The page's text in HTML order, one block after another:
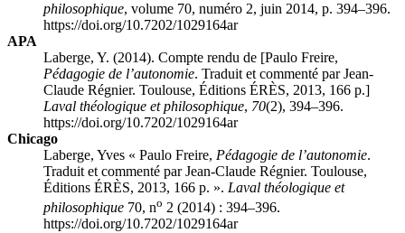
philosophique, volume 70, numéro 2, juin 2014, p. 394–396.
https://doi.org/10.7202/1029164ar
APA
Laberge, Y. (2014). Compte rendu de [Paulo Freire,
Pédagogie de l’autonomie. Traduit et commenté par Jean-
Claude Régnier. Toulouse, Éditions ÉRÈS, 2013, 166 p.]
Laval théologique et philosophique, 70(2), 394–396.
https://doi.org/10.7202/1029164ar
Chicago
Laberge, Yves « Paulo Freire, Pédagogie de l’autonomie.
Traduit et commenté par Jean-Claude Régnier. Toulouse,
Éditions ÉRÈS, 2013, 166 p. ». Laval théologique et
philosophique 70, no 2 (2014) : 394–396.
https://doi.org/10.7202/1029164ar